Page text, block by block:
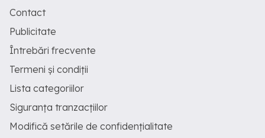
Contact
Publicitate
Întrebări frecvente
Termeni și condiții
Lista categoriilor
Siguranța tranzacțiilor
Modifică setările de confidențialitate